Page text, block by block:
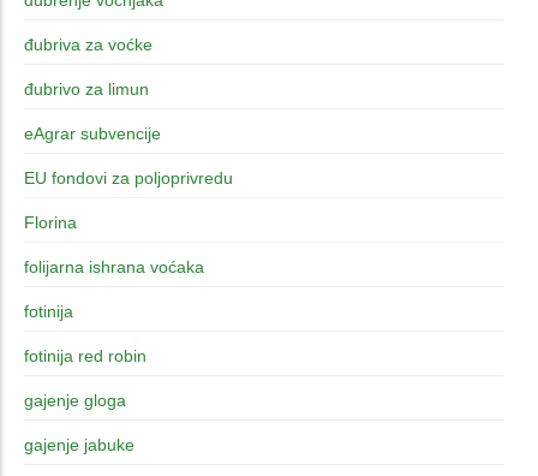
đubriva za voćke
đubrivo za limun
eAgrar subvencije
EU fondovi za poljoprivredu
Florina
folijarna ishrana voćaka
fotinija
fotinija red robin
gajenje gloga
gajenje jabuke